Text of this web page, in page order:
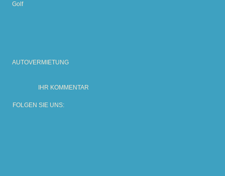
Golf
AUTOVERMIETUNG
IHR KOMMENTAR
FOLGEN SIE UNS: